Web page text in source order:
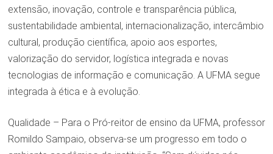
extensão, inovação, controle e transparência pública,
sustentabilidade ambiental, internacionalização, intercâmbio
cultural, produção científica, apoio aos esportes,
valorização do servidor, logística integrada e novas
tecnologias de informação e comunicação. A UFMA segue
integrada à ética e à evolução.
Qualidade – Para o Pró-reitor de ensino da UFMA, professor
Romildo Sampaio, observa-se um progresso em todo o